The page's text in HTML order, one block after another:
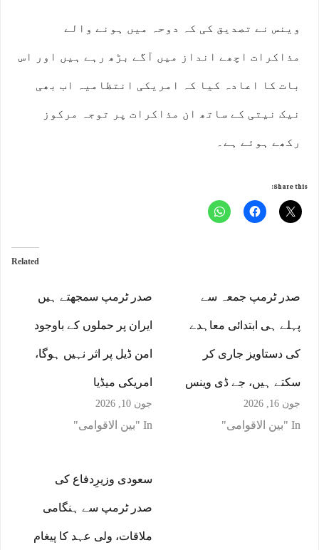
وینس نے تصدیق کی کہ دوحہ میں ہونے والے
مذاکرات اچھے انداز میں آگے بڑھ رہے ہیں اور اس
بات کا اعادہ کیا کہ امریکی انتظامیہ اب بھی
نیک نیتی کے ساتھ ان مذاکرات پر توجہ مرکوز
رکھے ہوئے ہے۔
Share this:
Related
صدر ٹرمپ سمجھتے ہیں
ایران پر حملوں کے باوجود
امن ڈیل پر اثر نہیں ہوگا،
امریکی میڈیا
جون 10, 2026
In "بین الاقوامی"
صدر ٹرمپ جمعہ سے
پہلے ہی ابتدائی معاہدے
کی دستاویز جاری کر
سکتے ہیں، جے ڈی وینس
جون 16, 2026
In "بین الاقوامی"
سعودی وزیرِدفاع کی
صدر ٹرمپ سے ہنگامی
ملاقات، ولی عہد کا پیغام